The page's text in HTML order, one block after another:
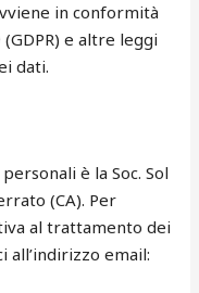
in conformità
e altre leggi
dati.
è la Soc. Sol
(CA). Per
al trattamento dei
email: